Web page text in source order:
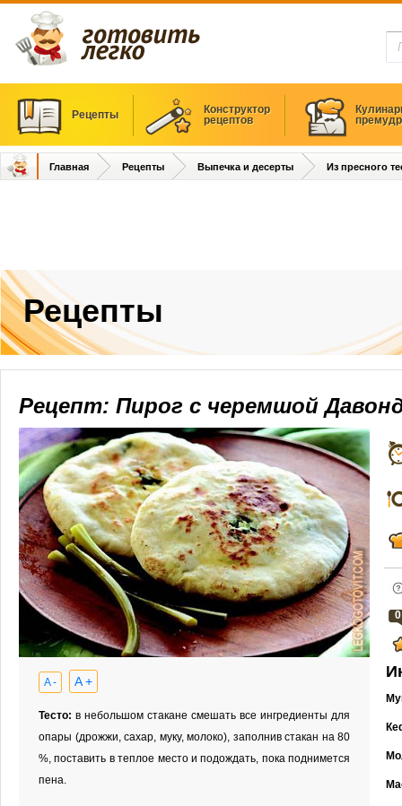
Рецепты
Конструктор
рецептов
Главная Рецепты Выпечка и десерты Из пресного
Рецепты
Рецепт: Пирог с черемшой
A - A +
Тесто: в небольшом стакане смешать все ингредиенты для
опары (дрожжи, сахар, муку, молоко), заполнив стакан на 80
%, поставить в теплое место и подождать, пока поднимется
пена.
0